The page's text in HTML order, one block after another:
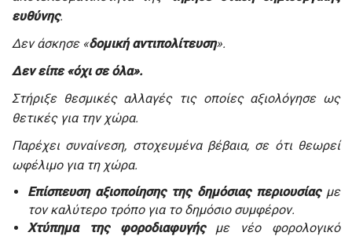
ευθύνης.
Δεν άσκησε «δομική αντιπολίτευση».
Δεν είπε «όχι σε όλα».
Στήριξε θεσμικές αλλαγές τις οποίες αξιολόγησε ως
θετικές για την χώρα.
Παρέχει συναίνεση, στοχευμένα βέβαια, σε ότι θεωρεί
ωφέλιμο για τη χώρα.
Επίσπευση αξιοποίησης της δημόσιας περιουσίαςμε
τον καλύτερο τρόπο για το δημόσιο συμφέρον.
Χτύπημα της φοροδιαφυγήςμε νέο φορολογικό